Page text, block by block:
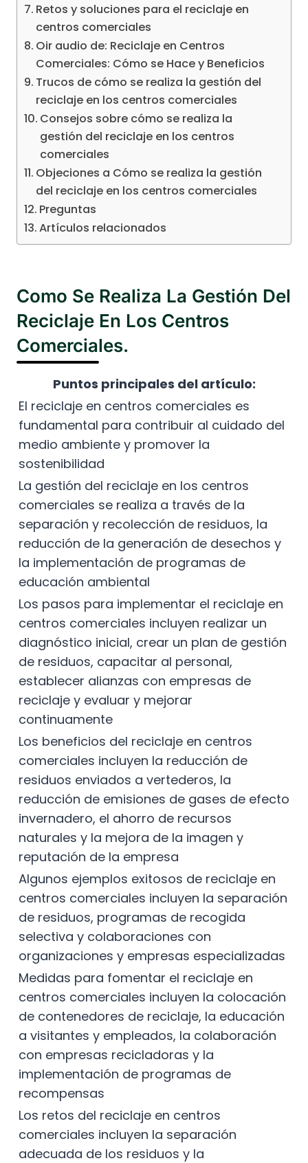
Retos y soluciones para el reciclaje en
centros comerciales
Oir audio de: Reciclaje en Centros
Comerciales: Cómo se Hace y Beneficios
Trucos de cómo se realiza la gestión del
reciclaje en los centros comerciales
Consejos sobre cómo se realiza la
gestión del reciclaje en los centros
comerciales
Objeciones a Cómo se realiza la gestión
del reciclaje en los centros comerciales
Preguntas
Artículos relacionados
Como Se Realiza La Gestión Del
Reciclaje En Los Centros
Comerciales.
Puntos principales del artículo:
El reciclaje en centros comerciales es
fundamental para contribuir al cuidado del
medio ambiente y promover la
sostenibilidad
La gestión del reciclaje en los centros
comerciales se realiza a través de la
separación y recolección de residuos, la
reducción de la generación de desechos y
la implementación de programas de
educación ambiental
Los pasos para implementar el reciclaje en
centros comerciales incluyen realizar un
diagnóstico inicial, crear un plan de gestión
de residuos, capacitar al personal,
establecer alianzas con empresas de
reciclaje y evaluar y mejorar
continuamente
Los beneficios del reciclaje en centros
comerciales incluyen la reducción de
residuos enviados a vertederos, la
reducción de emisiones de gases de efecto
invernadero, el ahorro de recursos
naturales y la mejora de la imagen y
reputación de la empresa
Algunos ejemplos exitosos de reciclaje en
centros comerciales incluyen la separación
de residuos, programas de recogida
selectiva y colaboraciones con
organizaciones y empresas especializadas
Medidas para fomentar el reciclaje en
centros comerciales incluyen la colocación
de contenedores de reciclaje, la educación
a visitantes y empleados, la colaboración
con empresas recicladoras y la
implementación de programas de
recompensas
Los retos del reciclaje en centros
comerciales incluyen la separación
adecuada de los residuos y la